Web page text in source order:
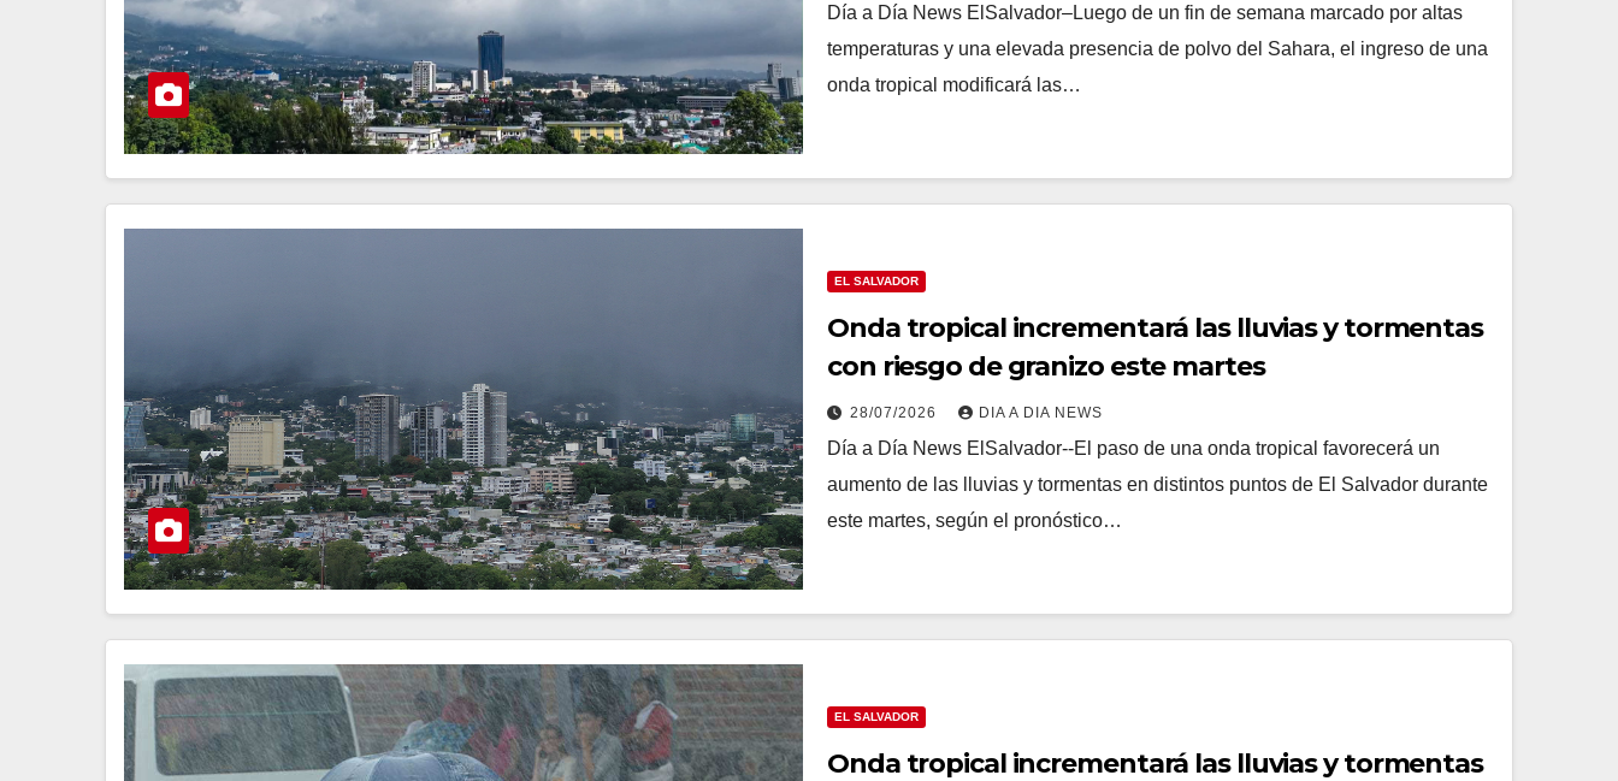
Día a Día News ElSalvador–Luego de un fin de semana marcado por altas
temperaturas y una elevada presencia de polvo del Sahara, el ingreso de una
onda tropical modificará las…
EL SALVADOR
Onda tropical incrementará las lluvias y tormentas
con riesgo de granizo este martes
28/07/2026 DIA A DIA NEWS
Día a Día News ElSalvador--El paso de una onda tropical favorecerá un
aumento de las lluvias y tormentas en distintos puntos de El Salvador durante
este martes, según el pronóstico…
EL SALVADOR
Onda tropical incrementará las lluvias y tormentas